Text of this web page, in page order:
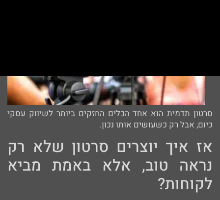
סרטון תדמית הוא אחד הכלים החזקים ביותר לשיווק עסקי
כיום, אבל רק כשעושים אותו נכון.
אז איך יוצרים סרטון שלא רק
נראה טוב, אלא באמת מביא
לקוחות?